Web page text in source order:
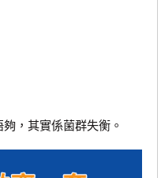
，其實係菌群失衡。